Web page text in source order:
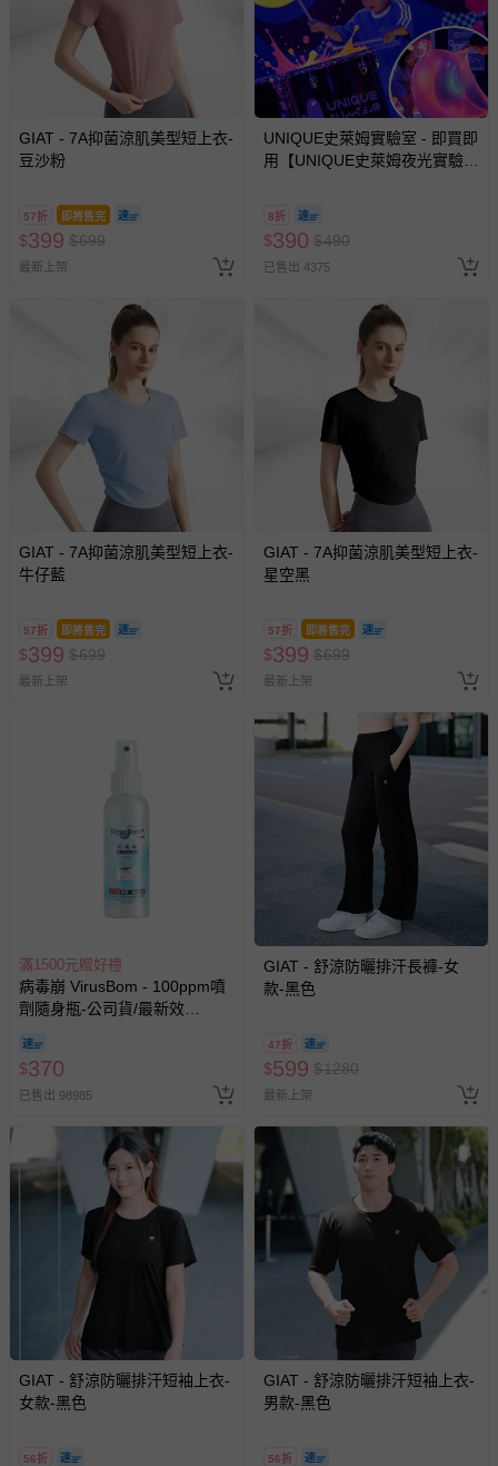
GIAT - 7A抑菌涼肌美型短上衣-
豆沙粉
57折 即將售完
$399 $699
最新上架
UNIQUE史萊姆實驗室 - 即買即
用【UNIQUE史萊姆夜光實驗室
訂單編號兌換，逾期作廢) (大
人小孩均一價(3歲以上需購票))
8折
$390 $490
已售出 4375
GIAT - 7A抑菌涼肌美型短上衣-
牛仔藍
57折 即將售完
$399 $699
最新上架
GIAT - 7A抑菌涼肌美型短上衣-
星空黑
57折 即將售完
$399 $699
最新上架
滿1500元贈好禮
病毒崩 VirusBom - 100ppm噴
劑隨身瓶-公司貨/最新效
$370
已售出 98985
GIAT - 舒涼防曬排汗長褲-女
款-黑色
47折
$599 $1280
最新上架
GIAT - 舒涼防曬排汗短袖上衣-
女款-黑色
56折
GIAT - 舒涼防曬排汗短袖上衣-
男款-黑色
56折